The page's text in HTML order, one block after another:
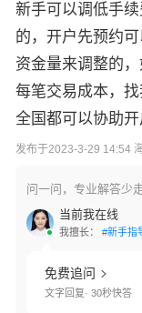
新手可以调低手
的，开户先预约
资金量来调整的
每笔交易成本，找
全国都可以协助开
发布于2023-3-29 14:54
问一问，专业解答少
当前我在线
我擅长： #新手指
免费追问
文字回复· 30秒快答